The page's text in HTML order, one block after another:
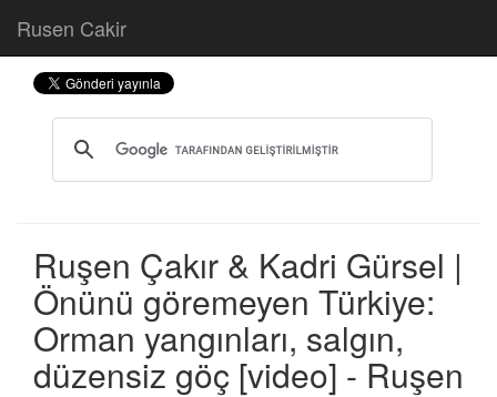
Rusen Cakir
Ruşen Çakır & Kadri Gürsel |
Önünü göremeyen Türkiye:
Orman yangınları, salgın,
düzensiz göç [video] - Ruşen